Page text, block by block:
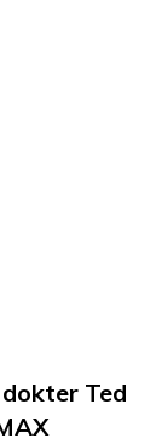
Ted